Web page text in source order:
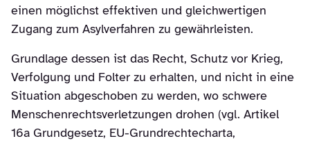
einen möglichst effektiven und gleichwertigen
Zugang zum Asylverfahren zu gewährleisten.
Grundlage dessen ist das Recht, Schutz vor Krieg,
Verfolgung und Folter zu erhalten, und nicht in eine
Situation abgeschoben zu werden, wo schwere
Menschenrechtsverletzungen drohen (vgl. Artikel
16a Grundgesetz, EU-Grundrechtecharta,